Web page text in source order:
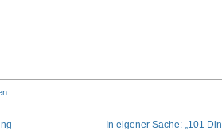
In eigener Sache: „101